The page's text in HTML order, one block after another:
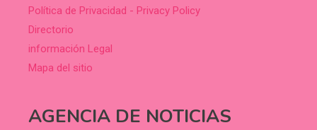
Política de Privacidad - Privacy Policy
Directorio
información Legal
Mapa del sitio
AGENCIA DE NOTICIAS